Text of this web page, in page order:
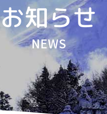
お知らせ
NEWS